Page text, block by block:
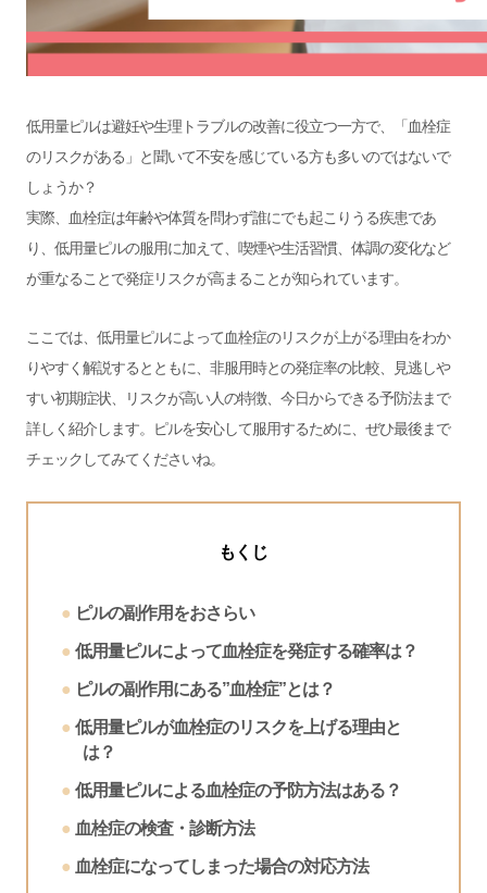
低用量ピルは避妊や生理トラブルの改善に役立つ一方で、「血栓症
のリスクがある」と聞いて不安を感じている方も多いのではないで
しょうか？
実際、血栓症は年齢や体質を問わず誰にでも起こりうる疾患であ
り、低用量ピルの服用に加えて、喫煙や生活習慣、体調の変化など
が重なることで発症リスクが高まることが知られています。
ここでは、低用量ピルによって血栓症のリスクが上がる理由をわか
りやすく解説するとともに、非服用時との発症率の比較、見逃しや
すい初期症状、リスクが高い人の特徴、今日からできる予防法まで
詳しく紹介します。ピルを安心して服用するために、ぜひ最後まで
チェックしてみてくださいね。
もくじ
ピルの副作用をおさらい
低用量ピルによって血栓症を発症する確率は？
ピルの副作用にある”血栓症”とは？
低用量ピルが血栓症のリスクを上げる理由と
は？
低用量ピルによる血栓症の予防方法はある？
血栓症の検査・診断方法
血栓症になってしまった場合の対応方法